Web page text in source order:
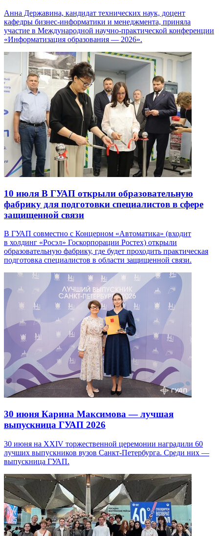
Анна Державина, кандидат технических наук, доцент
кафедры бизнес-информатики и менеджмента, приняла
участие в Международной научно-практической конференции
«Информатизация образования — 2026».
10 июля В ГУАП открыли образовательную
фабрику для подготовки специалистов в сфере
защищенной связи
В ГУАП совместно с Концерном «Автоматика» (входит
в холдинг «Росэл» Госкорпорации Ростех) открыли
образовательную фабрику, где будет проходить практическая
подготовка специалистов в области защищенной связи.
30 июня Карина Максимова — лучшая
выпускница ГУАП 2026
30 июня на XXIV торжественной церемонии наградили 60
лучших выпускников вузов Санкт-Петербурга. Среди них —
выпускница ГУАП.